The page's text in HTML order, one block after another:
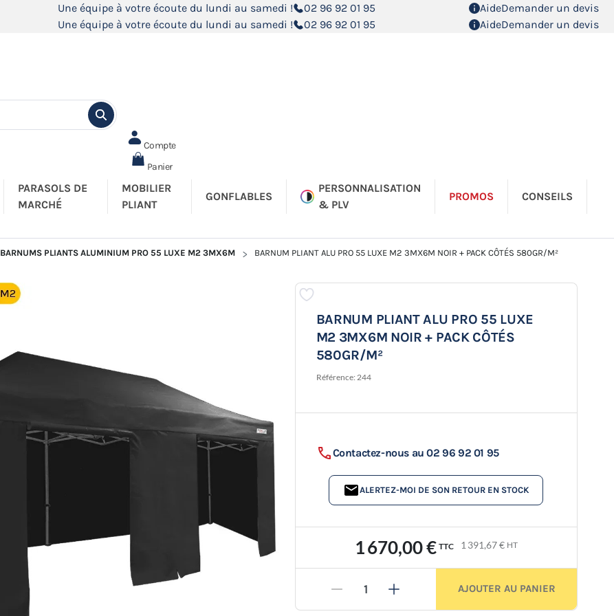
Une équipe à votre écoute du lundi au samedi ! 02 96 92 01 95 AideDemander un devis
Une équipe à votre écoute du lundi au samedi !
02 96 92 01 95 AideDemander un devis
Compte
Panier
PARASOLS DE
MARCHÉ
MOBILIER
PLIANT
GONFLABLES
PERSONNALISATION
& PLV
PROMOS CONSEILS
BARNUMS PLIANTS ALUMINIUM PRO 55 LUXE M2 3MX6M BARNUM PLIANT ALU PRO 55 LUXE M2 3MX6M NOIR + PACK CÔTÉS 580GR/M²
BARNUM PLIANT ALU PRO 55 LUXE
M2 3MX6M NOIR + PACK CÔTÉS
580GR/M²
Référence: 244
Contactez-nous au 02 96 92 01 95
ALERTEZ-MOI DE SON RETOUR EN STOCK
1 670,00 € TTC 1 391,67 € HT
- + AJOUTER AU PANIER